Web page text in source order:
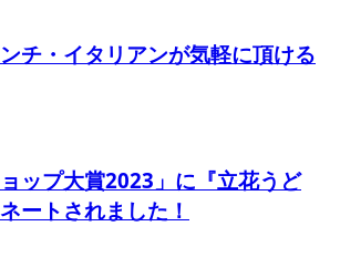
チ・イタリアンが気軽に頂ける
ョップ大賞2023」に『立花うど
ートされました！